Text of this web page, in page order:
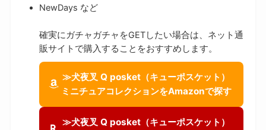
NewDays など
確実にガチャガチャをGETしたい場合は、ネット通
販サイトで購入することをおすすめします。
≫犬夜叉 Q posket（キューポスケット）
ミニチュアコレクションをAmazonで探す
≫犬夜叉 Q posket（キューポスケット）